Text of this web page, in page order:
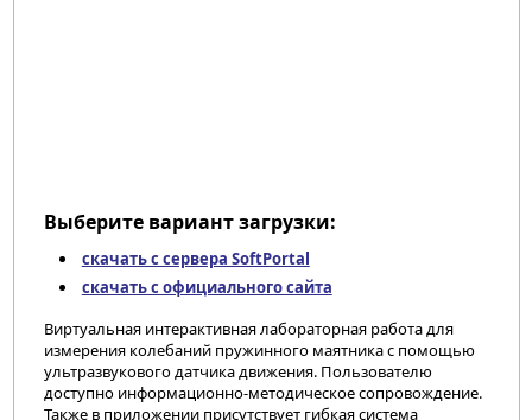
Выберите вариант загрузки:
скачать с сервера SoftPortal
скачать с официального сайта
Виртуальная интерактивная лабораторная работа для
измерения колебаний пружинного маятника с помощью
ультразвукового датчика движения. Пользователю
доступно информационно-методическое сопровождение.
Также в приложении присутствует гибкая система